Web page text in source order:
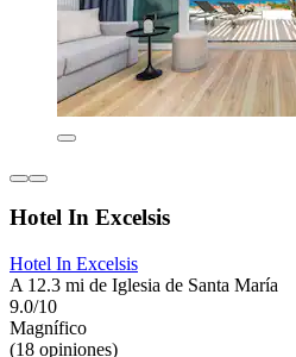
Hotel In Excelsis
Hotel In Excelsis
A 12.3 mi de Iglesia de Santa María
9.0/10
Magnífico
(18 opiniones)